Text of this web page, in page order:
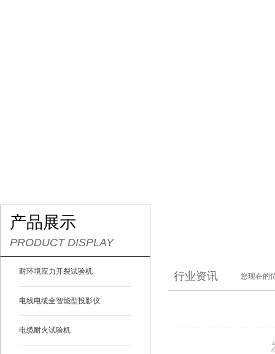
产品展示
PRODUCT DISPLAY
耐环境应力开裂试验机
电线电缆全智能型投影仪
电缆耐火试验机
行业资讯 您现在的